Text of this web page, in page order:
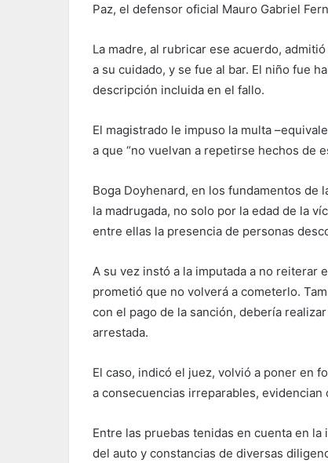
Paz, el defensor oficial Mauro Gabriel
La madre, al rubricar ese acuerdo,
a su cuidado, y se fue al bar. El niño fue
descripción incluida en el fallo.
El magistrado le impuso la multa
a que “no vuelvan a repetirse hechos de
Boga Doyhenard, en los fundamentos de
la madrugada, no solo por la edad de la
entre ellas la presencia de personas
A su vez instó a la imputada a no reiterar
prometió que no volverá a cometerlo.
con el pago de la sanción, debería
arrestada.
El caso, indicó el juez, volvió a poner en
a consecuencias irreparables,
Entre las pruebas tenidas en cuenta en
del auto y constancias de diversas